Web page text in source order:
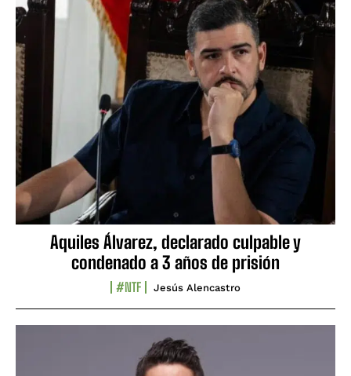
Aquiles Álvarez, declarado culpable y
condenado a 3 años de prisión
#NTF Jesús Alencastro